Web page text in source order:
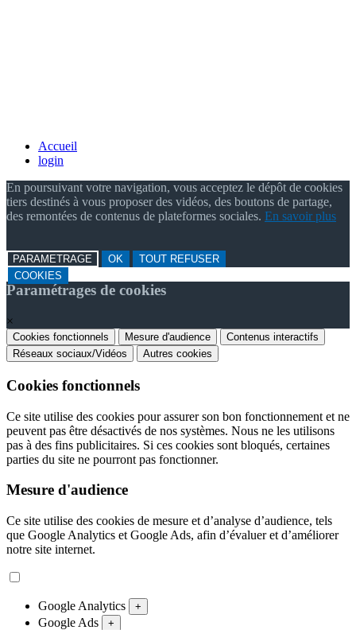
Accueil
login
En poursuivant votre navigation, vous acceptez le dépôt de cookies
tiers destinés à vous proposer des vidéos, des boutons de partage,
des remontées de contenus de plateformes sociales. En savoir plus
PARAMETRAGE OK
TOUT REFUSER
COOKIES
Paramétrages de cookies
×
Cookies fonctionnels Mesure d'audience
Contenus interactifs
Réseaux sociaux/Vidéos
Autres cookies
Cookies fonctionnels
Ce site utilise des cookies pour assurer son bon fonctionnement et ne
peuvent pas être désactivés de nos systèmes. Nous ne les utilisons
pas à des fins publicitaires. Si ces cookies sont bloqués, certaines
parties du site ne pourront pas fonctionner.
Mesure d'audience
Ce site utilise des cookies de mesure et d’analyse d’audience, tels
que Google Analytics et Google Ads, afin d’évaluer et d’améliorer
notre site internet.
Google Analytics +
Google Ads +